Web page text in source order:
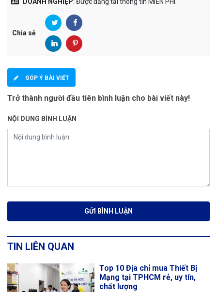
Chia sẻ
GÓP Ý BÀI VIẾT
Trở thành người đầu tiên bình luận cho bài viết này!
NỘI DUNG BÌNH LUẬN
TIN LIÊN QUAN
Top 10 Địa chỉ mua Thiết Bị
Mạng tại TPHCM rẻ, uy tín,
chất lượng